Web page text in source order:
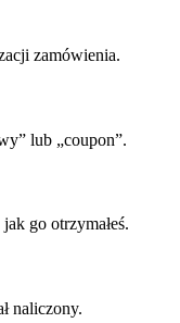
zamówienia.
lub „coupon”.
go otrzymałeś.
naliczony.